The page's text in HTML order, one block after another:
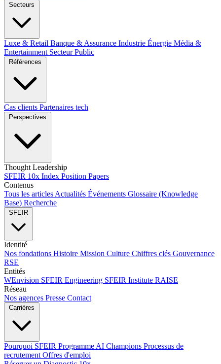
Secteurs
Luxe & Retail Banque & Assurance Industrie Énergie Média &
Entertainment Secteur Public
Références
Cas clients Partenaires tech
Perspectives
Thought Leadership
SFEIR 10x Index Position Papers
Contenus
Tous les articles Actualités Événements Glossaire (Knowledge
Base) Recherche
SFEIR
Identité
Nos fondations Histoire Mission Culture Chiffres clés Gouvernance
RSE
Entités
WEnvision SFEIR Engineering SFEIR Institute RAISE
Réseau
Nos agences Presse Contact
Carrières
Pourquoi SFEIR Programme AI Champions Processus de
recrutement Offres d'emploi